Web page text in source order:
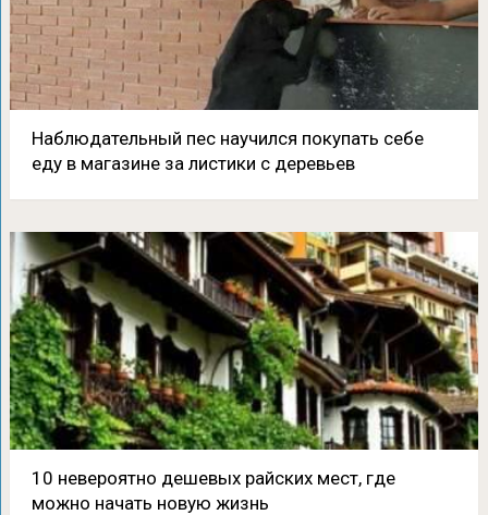
Наблюдательный пес научился покупать себе
еду в магазине за листики с деревьев
10 невероятно дешевых райских мест, где
можно начать новую жизнь